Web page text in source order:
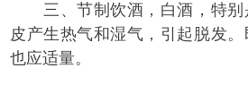
三、节制饮酒，白酒，特别
皮产生热气和湿气，引起脱发
也应适量。